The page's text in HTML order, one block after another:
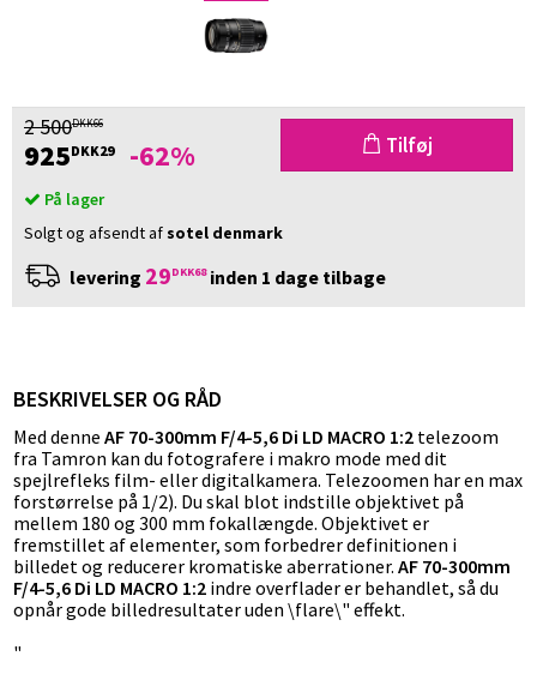
2 500DKK66
925DKK29 -62% Tilføj
På lager
Solgt og afsendt af sotel denmark
levering 29DKK68inden 1 dage tilbage
BESKRIVELSER OG RÅD
Med denne AF 70-300mm F/4-5,6 Di LD MACRO 1:2 telezoom
fra Tamron kan du fotografere i makro mode med dit
spejlrefleks film- eller digitalkamera. Telezoomen har en max
forstørrelse på 1/2). Du skal blot indstille objektivet på
mellem 180 og 300 mm fokallængde. Objektivet er
fremstillet af elementer, som forbedrer definitionen i
billedet og reducerer kromatiske aberrationer. AF 70-300mm
F/4-5,6 Di LD MACRO 1:2 indre overflader er behandlet, så du
opnår gode billedresultater uden \flare\" effekt.
"